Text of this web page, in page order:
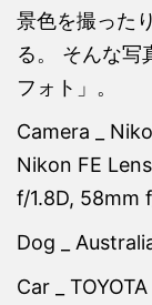
景色を撮った
る。 そんな写
フォト」。
Camera _
Nikon FE
f/1.8D, 58mm
Dog _
Car _